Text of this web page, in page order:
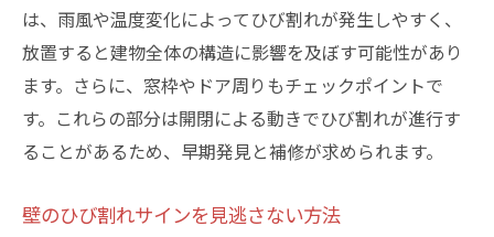
は、雨風や温度変化によってひび割れが発生しやすく、
放置すると建物全体の構造に影響を及ぼす可能性があり
ます。さらに、窓枠やドア周りもチェックポイントで
す。これらの部分は開閉による動きでひび割れが進行す
ることがあるため、早期発見と補修が求められます。
壁のひび割れサインを見逃さない方法